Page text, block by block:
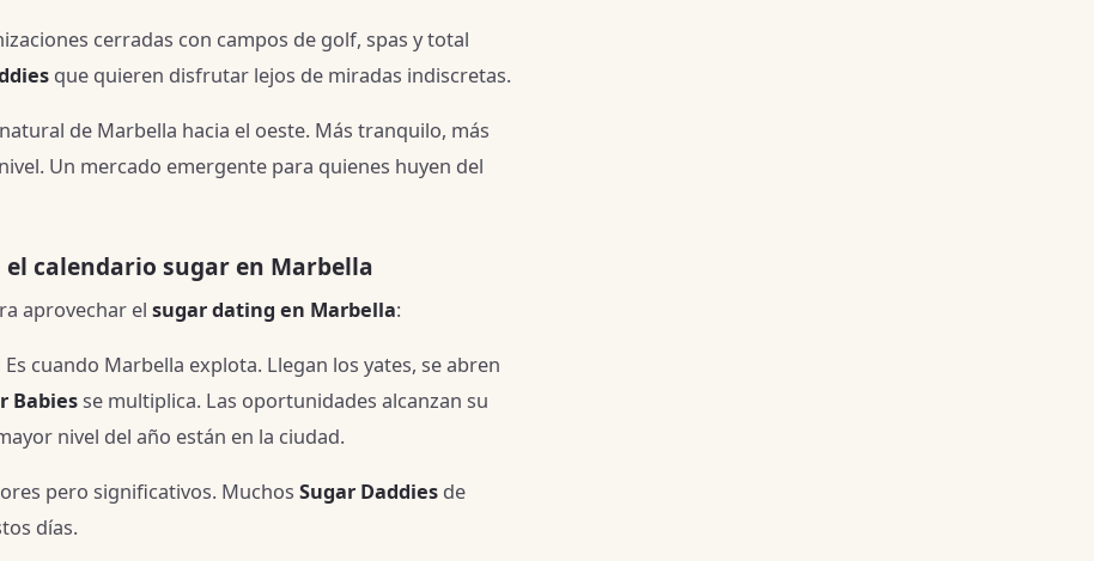
cerradas con campos de golf, spas y total
que quieren disfrutar lejos de miradas indiscretas.
de Marbella hacia el oeste. Más tranquilo, más
Un mercado emergente para quienes huyen del
calendario sugar en Marbella
aprovechar el sugar dating en Marbella:
Es cuando Marbella explota. Llegan los yates, se abren
Babiesse multiplica. Las oportunidades alcanzan su
nivel del año están en la ciudad.
pero significativos. Muchos Sugar Daddies de
días.